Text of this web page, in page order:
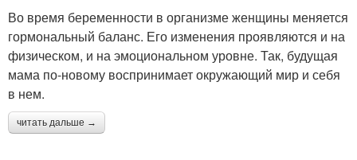
Во время беременности в организме женщины меняется
гормональный баланс. Его изменения проявляются и на
физическом, и на эмоциональном уровне. Так, будущая
мама по-новому воспринимает окружающий мир и себя
в нем.
читать дальше →